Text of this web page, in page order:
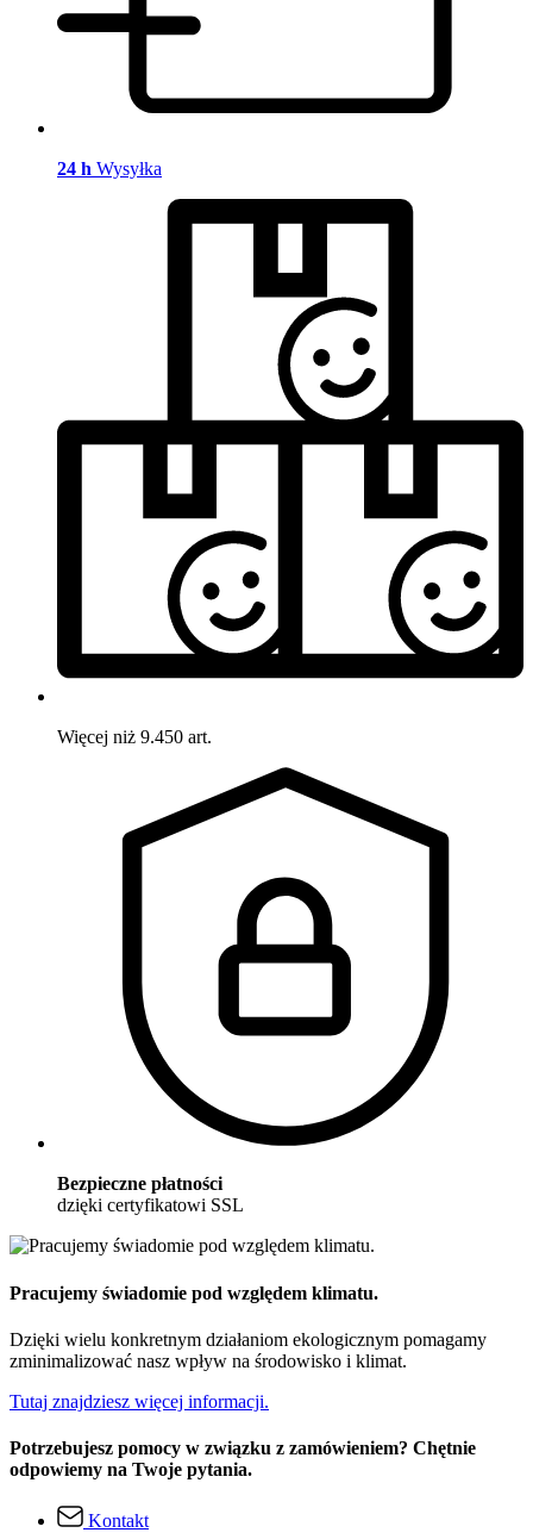
24 h Wysyłka
Więcej niż 9.450 art.
Bezpieczne płatności
dzięki certyfikatowi SSL
Pracujemy świadomie pod względem klimatu.
Dzięki wielu konkretnym działaniom ekologicznym pomagamy
zminimalizować nasz wpływ na środowisko i klimat.
Tutaj znajdziesz więcej informacji.
Potrzebujesz pomocy w związku z zamówieniem? Chętnie
odpowiemy na Twoje pytania.
Kontakt